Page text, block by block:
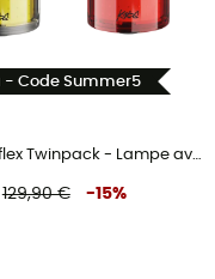
- Code Summer5
Cobber Reflex Twinpack - Lampe avant vélo
129,90 € -15%